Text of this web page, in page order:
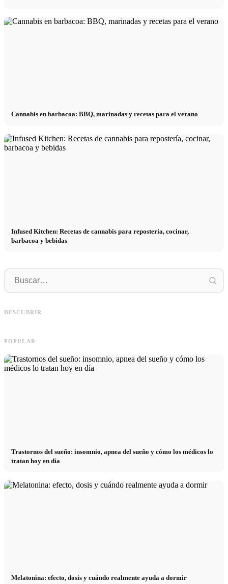
Cannabis en barbacoa: BBQ, marinadas y recetas para el verano
Infused Kitchen: Recetas de cannabis para repostería, cocinar,
barbacoa y bebidas
DESCUBRIR
Marketing
POPULAR
Trastornos del sueño: insomnio, apnea del sueño y cómo los médicos lo
tratan hoy en día
Melatonina: efecto, dosis y cuándo realmente ayuda a dormir